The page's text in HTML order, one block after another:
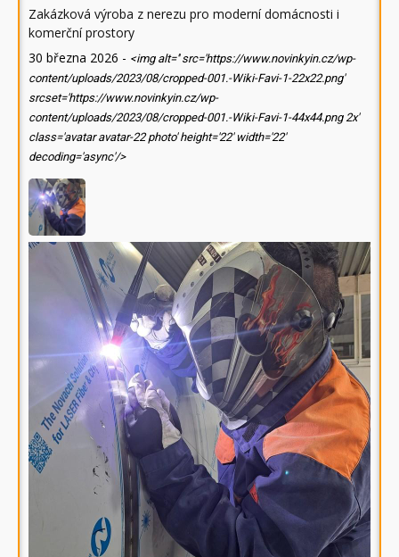
Zakázková výroba z nerezu pro moderní domácnosti i
komerční prostory
30 března 2026 - <img alt='' src='https://www.novinkyin.cz/wp-
content/uploads/2023/08/cropped-001.-Wiki-Favi-1-22x22.png'
srcset='https://www.novinkyin.cz/wp-
content/uploads/2023/08/cropped-001.-Wiki-Favi-1-44x44.png 2x'
class='avatar avatar-22 photo' height='22' width='22'
decoding='async'/>